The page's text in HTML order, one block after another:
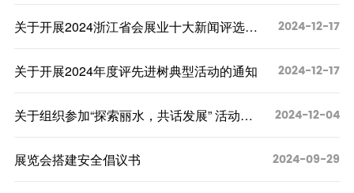
次会长工作会议的通知
关于开展2024浙江省会展业十大新闻评选的
通知
2024-12-17
关于开展2024年度评先进树典型活动的通知 2024-12-17
关于组织参加“探索丽水，共话发展” 活动的
通知
2024-12-04
展览会搭建安全倡议书 2024-09-29